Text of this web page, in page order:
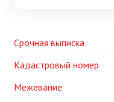
Срочная выписка
Кадастровый номер
Межевание